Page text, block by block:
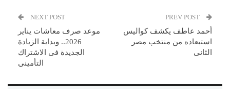
أحمد عاطف يكشف كواليس
استبعاده من منتخب مصر
الثانى
NEXT POST
موعد صرف معاشات يناير
2026.. وبداية الزيادة
الجديدة فى الاشتراك
التأمينى